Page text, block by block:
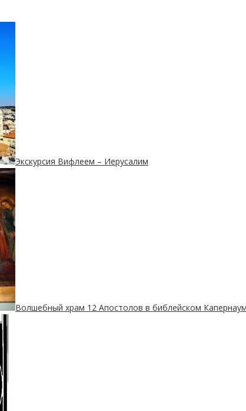
Экскурсия Вифлеем – Иерусалим
Волшебный храм 12 Апостолов в библейском